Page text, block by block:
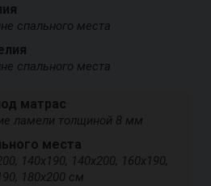
спального места
спального места
матрас
ламели толщиной 8 мм
места
140х190, 140х200, 160х190,
180х200 см